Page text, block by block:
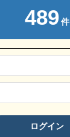
は以下の記事で
査定とは？ポイ
られたくない
ポイントに「
と売買契約を
が決まったら、
と、内容を覆し
類を集める」
ーゼットや収納
489件